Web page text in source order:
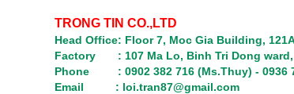
TRONG TIN CO.,LTD
Head Office: Floor 7, Moc Gia Building,
Factory : 107 Ma Lo, Binh Tri Dong ward,
Phone : 0902 382 716 (Ms.Thuy) - 0936
Email : loi.tran87@gmail.com